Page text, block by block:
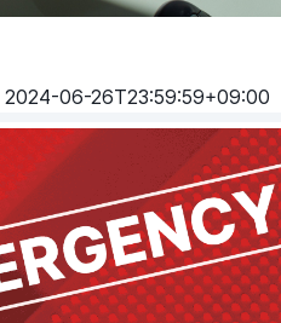
2024-06-26T23:59:59+09:00